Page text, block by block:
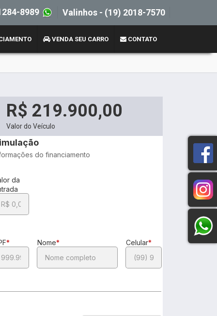
8989 Valinhos - (19) 2018-7570
VENDA SEU CARRO CONTATO
R$ 219.900,00
Valor do Veículo